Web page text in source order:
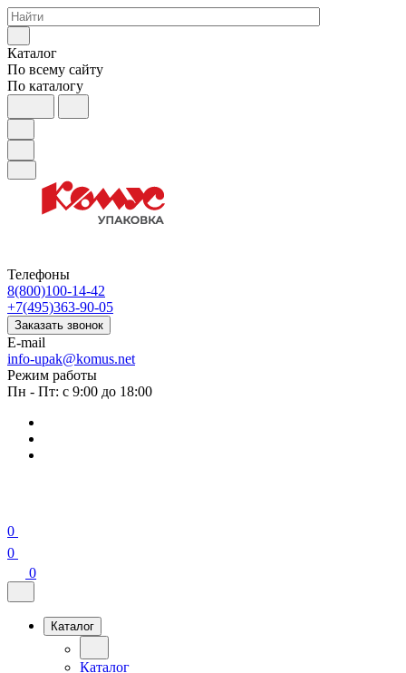
Каталог
По всему сайту
По каталогу
Телефоны
8(800)100-14-42
+7(495)363-90-05
Заказать звонок
E-mail
info-upak@komus.net
Режим работы
Пн - Пт: с 9:00 до 18:00
0
0
0
Каталог
Каталог